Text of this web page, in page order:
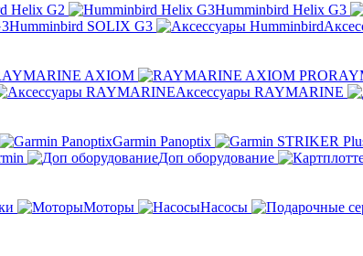
Helix G2 Humminbird Helix G3
Humminbird SOLIX G3
AXIOM
Аксессуары RAYMARINE
Garmin Panoptix
Доп оборудование
Моторы Насосы